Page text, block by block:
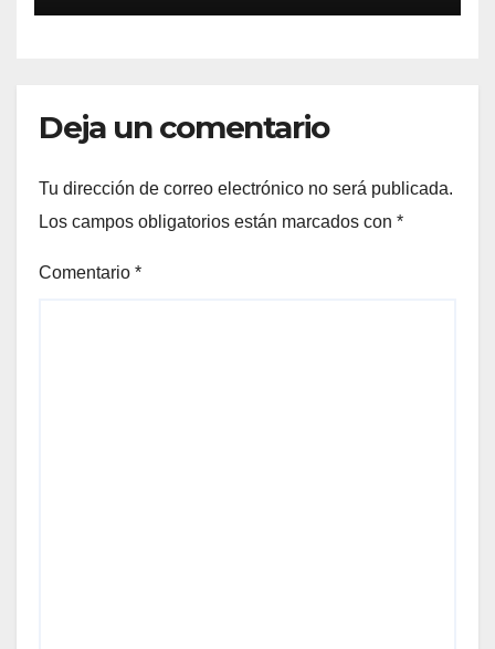
Deja un comentario
Tu dirección de correo electrónico no será publicada.
Los campos obligatorios están marcados con *
Comentario *